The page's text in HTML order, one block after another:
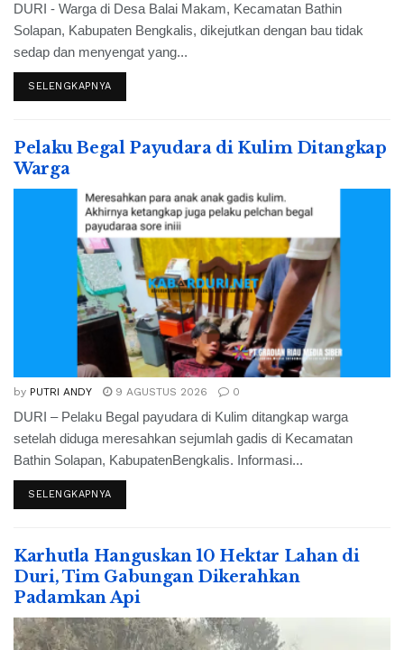
DURI - Warga di Desa Balai Makam, Kecamatan Bathin
Solapan, Kabupaten Bengkalis, dikejutkan dengan bau tidak
sedap dan menyengat yang...
SELENGKAPNYA
Pelaku Begal Payudara di Kulim Ditangkap
Warga
by PUTRI ANDY 9 AGUSTUS 2026 0
DURI – Pelaku Begal payudara di Kulim ditangkap warga
setelah diduga meresahkan sejumlah gadis di Kecamatan
Bathin Solapan, KabupatenBengkalis. Informasi...
SELENGKAPNYA
Karhutla Hanguskan 10 Hektar Lahan di
Duri, Tim Gabungan Dikerahkan
Padamkan Api